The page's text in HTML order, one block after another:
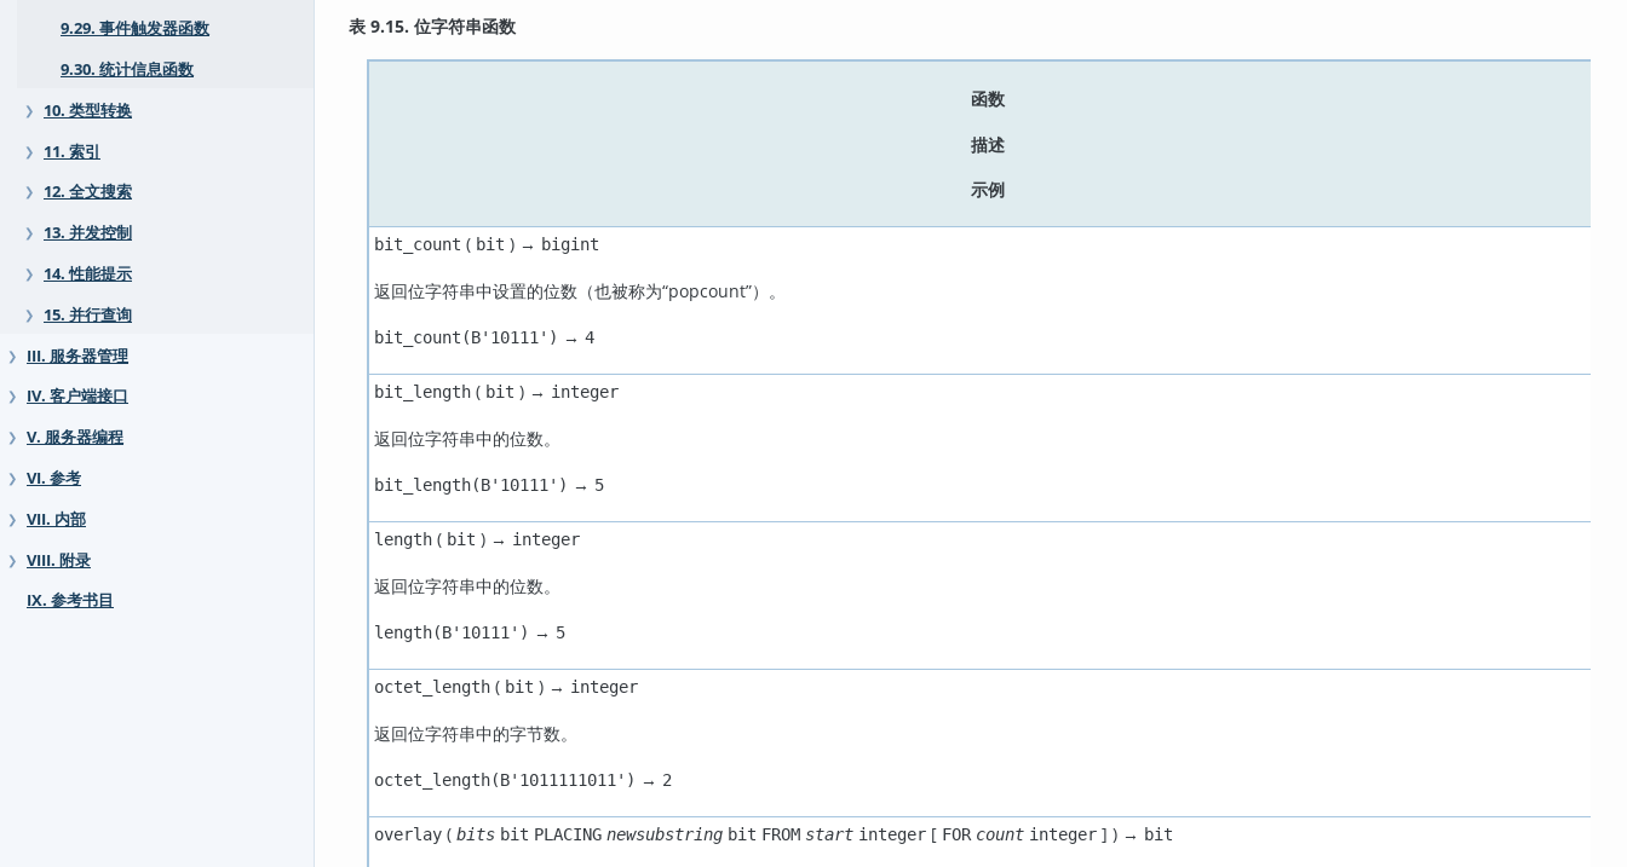
9.29. 事件触发器函数
9.30. 统计信息函数
❯ 10. 类型转换
❯ 11. 索引
❯ 12. 全文搜索
❯ 13. 并发控制
❯ 14. 性能提示
❯ 15. 并行查询
❯ III. 服务器管理
❯ IV. 客户端接口
❯ V. 服务器编程
❯ VI. 参考
❯ VII. 内部
❯
VIII. 附录
IX. 参考书目
表 9.15. 位字符串函数
函数
描述
示例
bit_count ( bit ) → bigint
返回位字符串中设置的位数（也被称为“popcount”）。
bit_count(B'10111') → 4
bit_length( bit ) → integer
返回位字符串中的位数。
bit_length(B'10111') → 5
length( bit ) → integer
返回位字符串中的位数。
length(B'10111') → 5
octet_length( bit ) → integer
返回位字符串中的字节数。
octet_length(B'1011111011') → 2
overlay( bits bit PLACING newsubstring bit FROM start integer[ FOR count integer ] ) → bit